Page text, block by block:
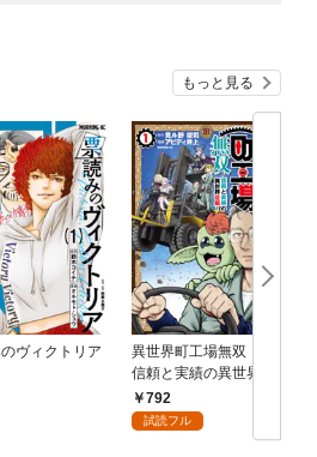
もっと見る
ヴィクトリア
異世界町工場無双 ～
信頼と実績の異世界征
服～（１）
792
試読フル